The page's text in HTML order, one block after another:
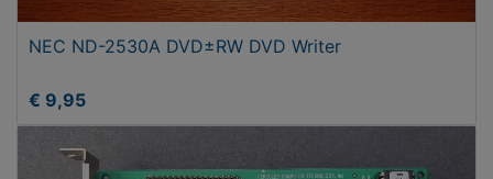
NEC ND-2530A DVD±RW DVD Writer
€ 9,95